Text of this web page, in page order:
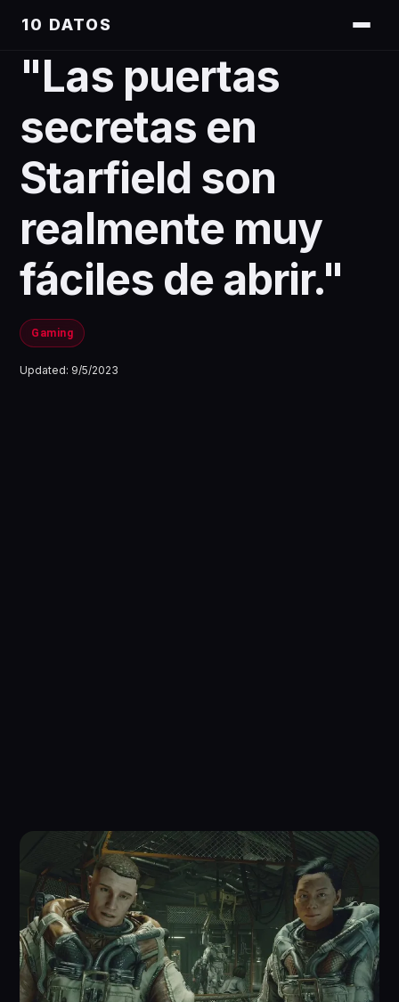
10 DATOS
"Las puertas
secretas en
Starfield son
realmente muy
fáciles de abrir."
Gaming
Updated: 9/5/2023